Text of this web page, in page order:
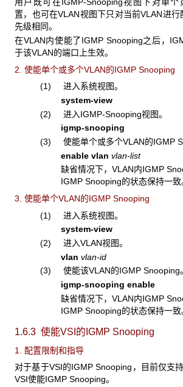
用户既可在IGMP-Snooping视图下对单个
置，也可在VLAN视图下只对当前VLAN进
先级相同。
在VLAN内使能了IGMP Snooping之后，
于该VLAN的端口上生效。
2. 使能单个或多个VLAN的IGMP Snooping
(1) 进入系统视图。
system-view
(2) 进入IGMP-Snooping视图。
igmp-snooping
(3) 使能单个或多个VLAN的IGMP
enable vlan vlan-list
缺省情况下，VLAN内IGMP
IGMP Snooping的状态保持一致
3. 使能单个VLAN的IGMP Snooping
(1) 进入系统视图。
system-view
(2) 进入VLAN视图。
vlan vlan-id
(3) 使能该VLAN的IGMP Snooping。
igmp-snooping enable
缺省情况下，VLAN内IGMP
IGMP Snooping的状态保持一致
1.6.3 使能VSI 的IGMP Snooping
1. 配置限制和指导
对于基于VSI的IGMP Snooping，目前仅支
VSI使能IGMP Snooping。